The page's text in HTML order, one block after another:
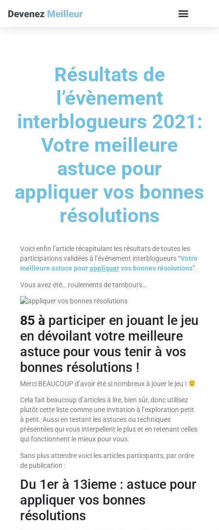
Résultats de
l’évènement
interblogueurs 2021:
Votre meilleure
astuce pour
appliquer vos bonnes
résolutions
Voici enfin l’article récapitulant les résultats de toutes les
participations validées à l’événement interblogueurs “Votre
meilleure astuce pourappliquervos bonnes résolutions”.
Vous avez été… roulements de tambours…
85 àparticiper en jouant le jeu
en dévoilant votre meilleure
astuce pour vous tenir à vos
bonnes résolutions !
Merci BEAUCOUP d’avoir été si nombreux à jouer le jeu !
Cela fait beaucoup d’articles à lire, bien sûr, donc utilisez
plutôt cette liste comme une invitation à l’exploration petit
à petit. Aussi en testant les astuces ou techniques
présentées qui vous interpellent le plus et en retenant celles
qui fonctionnent le mieux pour vous.
Sans plus attendre voici les articles participants, par ordre
de publication :
Du 1er à 13ieme : astuce pour
appliquer vos bonnes
résolutions